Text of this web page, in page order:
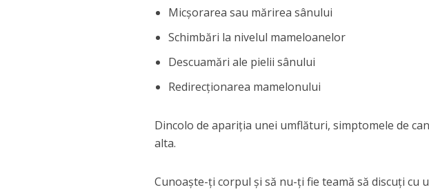
Micșorarea sau mărirea sânului
Schimbări la nivelul mameloanelor
Descuamări ale pielii sânului
Redirecționarea mamelonului
Dincolo de apariția unei umflături, simptomele de
alta.
Cunoaște-ți corpul și să nu-ți fie teamă să discuți cu